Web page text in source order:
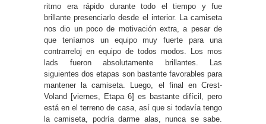
ritmo era rápido durante todo el tiempo y fue
brillante presenciarlo desde el interior. La camiseta
nos dio un poco de motivación extra, a pesar de
que teníamos un equipo muy fuerte para una
contrarreloj en equipo de todos modos. Los mos
lads fueron absolutamente brillantes. Las
siguientes dos etapas son bastante favorables para
mantener la camiseta. Luego, el final en Crest-
Voland [viernes, Etapa 6] es bastante difícil, pero
está en el terreno de casa, así que si todavía tengo
la camiseta, podría darme alas, nunca se sabe.